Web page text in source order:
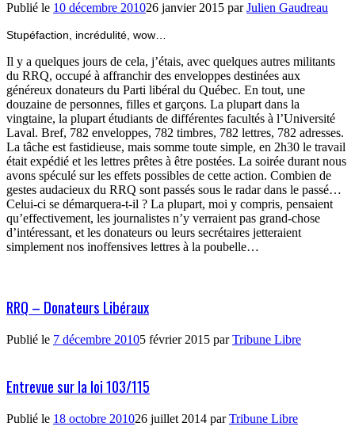
Publié le 10 décembre 201026 janvier 2015 parJulien Gaudreau
Stupéfaction, incrédulité, wow…
Il y a quelques jours de cela, j’étais, avec quelques autres militants
du RRQ, occupé à affranchir des enveloppes destinées aux
généreux donateurs du Parti libéral du Québec. En tout, une
douzaine de personnes, filles et garçons. La plupart dans la
vingtaine, la plupart étudiants de différentes facultés à l’Université
Laval. Bref, 782 enveloppes, 782 timbres, 782 lettres, 782 adresses.
La tâche est fastidieuse, mais somme toute simple, en 2h30 le travail
était expédié et les lettres prêtes à être postées. La soirée durant nous
avons spéculé sur les effets possibles de cette action. Combien de
gestes audacieux du RRQ sont passés sous le radar dans le passé…
Celui-ci se démarquera-t-il ? La plupart, moi y compris, pensaient
qu’effectivement, les journalistes n’y verraient pas grand-chose
d’intéressant, et les donateurs ou leurs secrétaires jetteraient
simplement nos inoffensives lettres à la poubelle…
RRQ – Donateurs Libéraux
Publié le 7 décembre 20105 février 2015 parTribune Libre
Entrevue sur la loi 103/115
Publié le 18 octobre 201026 juillet 2014 parTribune Libre